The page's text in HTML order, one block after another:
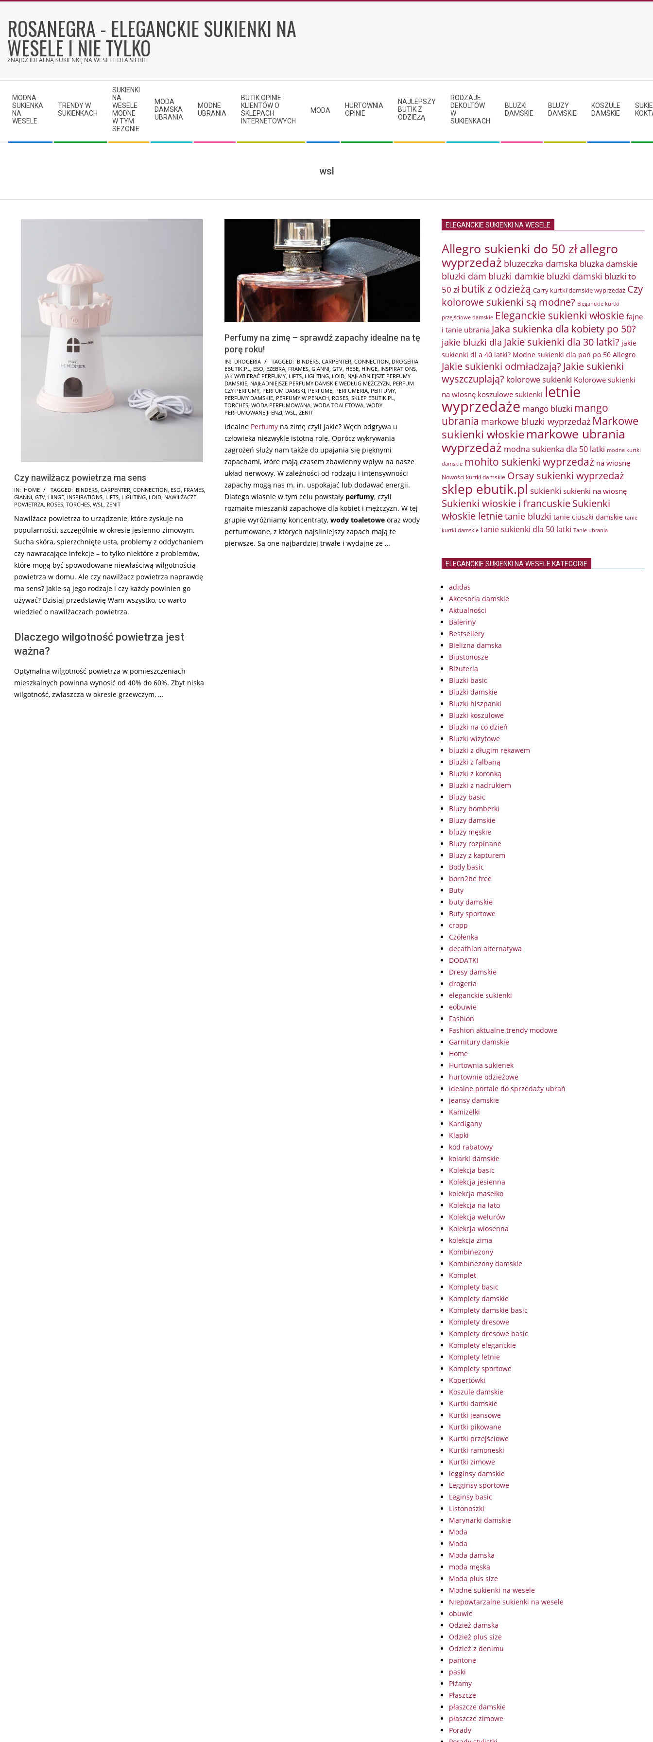
contentROSANEGRA - ELEGANCKIE SUKIENKI NA
WESELE I NIE TYLKO
ZNAJDŹ IDEALNĄ SUKIENKĘ NA WESELE DLA SIEBIE
Navigation
Menu
MODNA
SUKIENKA
NA
WESELE
TRENDY W
SUKIENKACH
SUKIENKI
NA
WESELE
MODNE
W TYM
SEZONIE
MODA
DAMSKA
UBRANIA
MODNE
UBRANIA
BUTIK OPINIE
KLIENTÓW O
SKLEPACH
INTERNETOWYCH
MODA
HURTOWNIA
OPINIE
NAJLEPSZY
BUTIK Z
ODZIEŻĄ
RODZAJE
DEKOLTÓW
W
SUKIENKACH
BLUZKI
DAMSKIE
BLUZY
DAMSKIE
KOSZULE
DAMSKIE
wsl
Czy nawilżacz powietrza ma sens
2024-
11-
IN: HOME TAGGED: BINDERS, CARPENTER, CONNECTION, ESO, FRAMES,
GIANNI, GTV, HINGE, INSPIRATIONS, LIFTS, LIGHTING, LOID, NAWILŻACZE
POWIETRZA, ROSES, TORCHES, WSL, ZENIT
Nawilżacz powietrza to urządzenie, które zyskuje na
popularności, szczególnie w okresie jesienno-zimowym.
Sucha skóra, spierzchnięte usta, problemy z oddychaniem
czy nawracające infekcje – to tylko niektóre z problemów,
które mogą być spowodowane niewłaściwą wilgotnością
powietrza w domu. Ale czy nawilżacz powietrza naprawdę
ma sens? Jakie są jego rodzaje i czy każdy powinien go
używać? Dzisiaj przedstawię Wam wszystko, co warto
wiedzieć o nawilżaczach powietrza.
Dlaczego wilgotność powietrza jest
ważna?
Optymalna wilgotność powietrza w pomieszczeniach
mieszkalnych powinna wynosić od 40% do 60%. Zbyt niska
wilgotność, zwłaszcza w okresie grzewczym, …
Perfumy na zimę – sprawdź zapachy idealne na tę
porę roku!
2024-
11-
25
IN: DROGERIA TAGGED: BINDERS, CARPENTER, CONNECTION, DROGERIA
EBUTIK.PL, ESO, EZEBRA, FRAMES, GIANNI, GTV, HEBE, HINGE, INSPIRATIONS,
JAK WYBIERAĆ PERFUMY, LIFTS, LIGHTING, LOID, NAJŁADNIEJSZE PERFUMY
DAMSKIE, NAJŁADNIEJSZE PERFUMY DAMSKIE WEDŁUG MĘŻCZYZN, PERFUM
CZY PERFUMY, PERFUM DAMSKI, PERFUME, PERFUMERIA, PERFUMY,
PERFUMY DAMSKIE, PERFUMY W PENACH, ROSES, SKLEP EBUTIK.PL,
TORCHES, WODA PERFUMOWANA, WODA TOALETOWA, WODY
PERFUMOWANE JFENZI, WSL, ZENIT
Idealne Perfumy na zimę czyli jakie? Węch odgrywa u
człowieka niezwykle istotną rolę. Oprócz wykrywania
zagrożeń służy nam także do upajania się pięknymi
zapachami, które mają czasem zbawienny wpływ na nasze
układ nerwowy. W zależności od rodzaju i intensywności
zapachy mogą nas m. in. uspokajać lub dodawać energii.
Dlatego właśnie w tym celu powstały perfumy, czyli
rozmaite mieszanki zapachowe dla kobiet i mężczyzn. W tej
grupie wyróżniamy koncentraty, wody toaletowe oraz wody
perfumowane, z których najsilniejszy zapach mają te
pierwsze. Są one najbardziej trwałe i wydajne ze …
ELEGANCKIE SUKIENKI NA WESELE
Allegro sukienki do 50 złallegro
wyprzedaż bluzeczka damska bluzka damskie
bluzki dam bluzki damkie bluzki damski bluzki to
50 zł butik z odzieżą Carry kurtki damskie wyprzedaż Czy
kolorowe sukienki są modne? Eleganckie kurtki
przejściowe damskie Eleganckie sukienki włoskie fajne
i tanie ubrania Jaka sukienka dla kobiety po 50?
jakie bluzki dla Jakie sukienki dla 30 latki? jakie
sukienki dl a 40 latki? Modne sukienki dla pań po 50 Allegro
Jakie sukienki odmładzają? Jakie sukienki
wyszczuplają? kolorowe sukienki Kolorowe sukienki
na wiosnę koszulowe sukienki letnie
wyprzedaże mango bluzki mango
ubrania markowe bluzki wyprzedaż Markowe
sukienki włoskie markowe ubrania
wyprzedaż modna sukienka dla 50 latki modne kurtki
damskie mohito sukienki wyprzedaż na wiosnę
Nowości kurtki damskie Orsay sukienki wyprzedaż
sklep ebutik.pl sukienki sukienki na wiosnę
Sukienki włoskie i francuskieSukienki
włoskie letnietanie bluzki tanie ciuszki damskie tanie
kurtki damskie tanie sukienki dla 50 latki Tanie ubrania
ELEGANCKIE SUKIENKI NA WESELE KATEGORIE
adidas
Akcesoria damskie
Aktualności
Baleriny
Bestsellery
Bielizna damska
Biustonosze
Biżuteria
Bluzki basic
Bluzki damskie
Bluzki hiszpanki
Bluzki koszulowe
Bluzki na co dzień
Bluzki wizytowe
bluzki z długim rękawem
Bluzki z falbaną
Bluzki z koronką
Bluzki z nadrukiem
Bluzy basic
Bluzy bomberki
Bluzy damskie
bluzy męskie
Bluzy rozpinane
Bluzy z kapturem
Body basic
born2be free
Buty
buty damskie
Buty sportowe
cropp
Czółenka
decathlon alternatywa
DODATKI
Dresy damskie
drogeria
eleganckie sukienki
eobuwie
Fashion
Fashion aktualne trendy modowe
Garnitury damskie
Home
Hurtownia sukienek
hurtownie odzieżowe
idealne portale do sprzedaży ubrań
jeansy damskie
Kamizelki
Kardigany
Klapki
kod rabatowy
kolarki damskie
Kolekcja basic
Kolekcja jesienna
kolekcja masełko
Kolekcja na lato
Kolekcja welurów
Kolekcja wiosenna
kolekcja zima
Kombinezony
Kombinezony damskie
Komplet
Komplety basic
Komplety damskie
Komplety damskie basic
Komplety dresowe
Komplety dresowe basic
Komplety eleganckie
Komplety letnie
Komplety sportowe
Kopertówki
Koszule damskie
Kurtki damskie
Kurtki jeansowe
Kurtki pikowane
Kurtki przejściowe
Kurtki ramoneski
Kurtki zimowe
legginsy damskie
Legginsy sportowe
Leginsy basic
Listonoszki
Marynarki damskie
Moda
Moda
Moda damska
moda męska
Moda plus size
Modne sukienki na wesele
Niepowtarzalne sukienki na wesele
obuwie
Odzież damska
Odzież plus size
Odzież z denimu
pantone
paski
Piżamy
Płaszcze
płaszcze damskie
płaszcze zimowe
Porady